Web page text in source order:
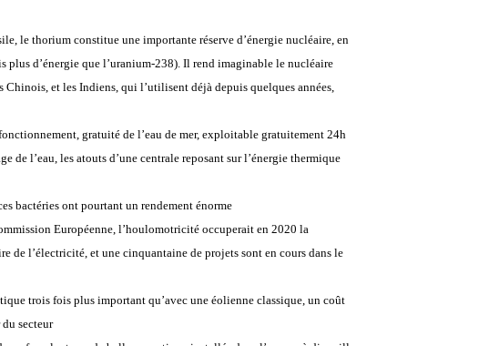
le thorium constitue une importante réserve d’énergie nucléaire, en
plus d’énergie que l’uranium-238). Il rend imaginable le nucléaire
et les Indiens, qui l’utilisent déjà depuis quelques années,
gratuité de l’eau de mer, exploitable gratuitement 24h
de l’eau, les atouts d’une centrale reposant sur l’énergie thermique
bactéries ont pourtant un rendement énorme
Européenne, l’houlomotricité occuperait en 2020 la
de l’électricité, et une cinquantaine de projets sont en cours dans le
trois fois plus important qu’avec une éolienne classique, un coût
secteur